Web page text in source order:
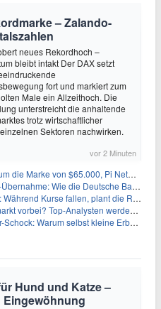
– Zalando-
neues Rekordhoch –
bleibt intakt Der DAX setzt
fort und markiert zum
Male ein Allzeithoch. Die
unterstreicht die anhaltende
trotz wirtschaftlicher
Sektoren nachwirken.
vor 2 Minuten
von $65.000, Pi Network gewinnt an Unterstützung
die Deutsche Bank im Schatten zum großen Gewinner wird
Kurse fallen, plant die Regierung die Steuer-Bombe
werden optimistisch, aber die Geschichte sagt etwas anderes
selbst kleine Erbschaften den Fiskus Millionen kosten
Hund und Katze –